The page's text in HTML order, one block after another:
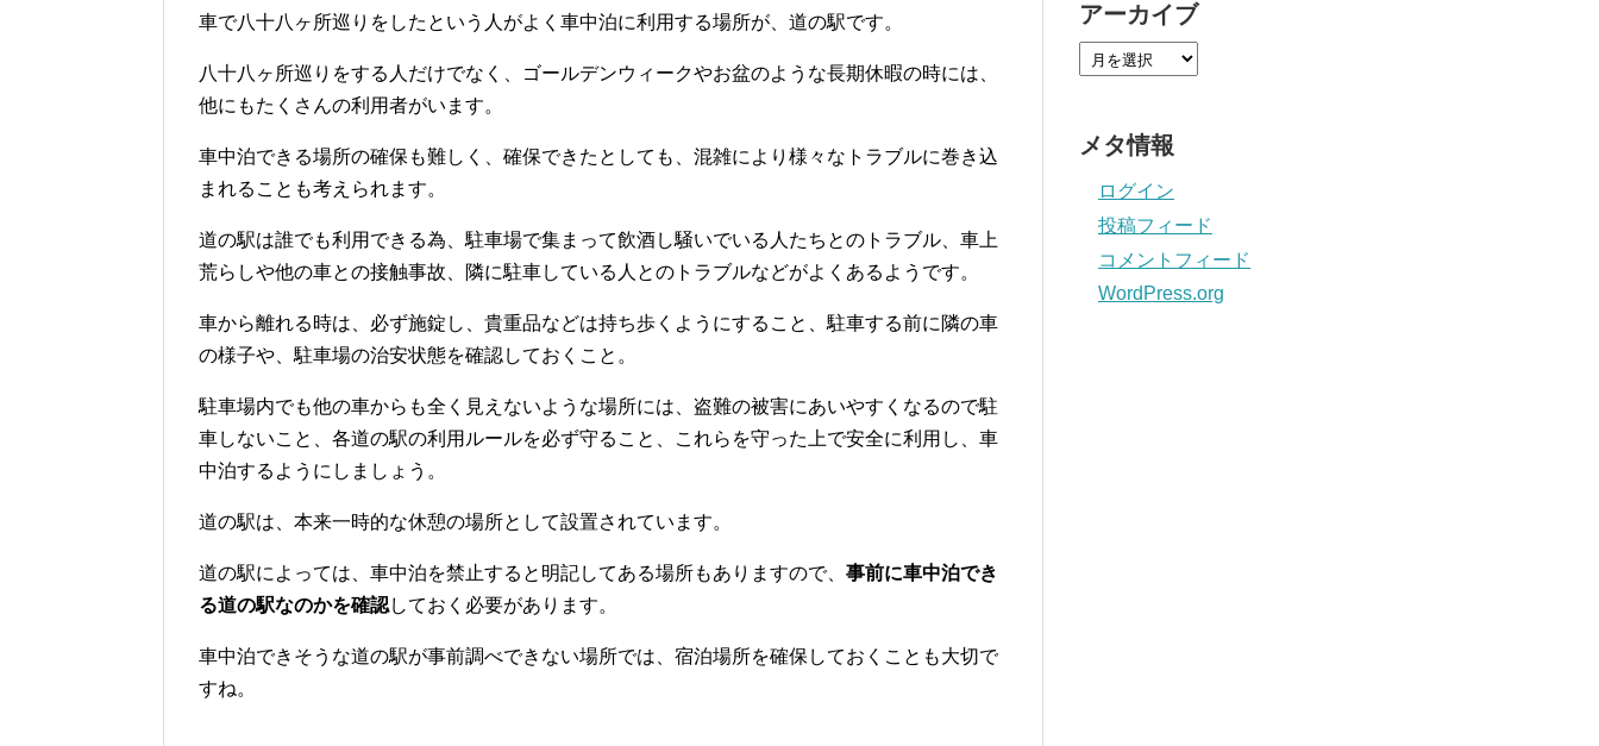
車で八十八ヶ所巡りをしたという人がよく車中泊に利用する場所が、道の駅です。
八十八ヶ所巡りをする人だけでなく、ゴールデンウィークやお盆のような長期休暇の時には、
他にもたくさんの利用者がいます。
車中泊できる場所の確保も難しく、確保できたとしても、混雑により様々なトラブルに巻き込
まれることも考えられます。
道の駅は誰でも利用できる為、駐車場で集まって飲酒し騒いでいる人たちとのトラブル、車上
荒らしや他の車との接触事故、隣に駐車している人とのトラブルなどがよくあるようです。
車から離れる時は、必ず施錠し、貴重品などは持ち歩くようにすること、駐車する前に隣の車
の様子や、駐車場の治安状態を確認しておくこと。
駐車場内でも他の車からも全く見えないような場所には、盗難の被害にあいやすくなるので駐
車しないこと、各道の駅の利用ルールを必ず守ること、これらを守った上で安全に利用し、車
中泊するようにしましょう。
道の駅は、本来一時的な休憩の場所として設置されています。
道の駅によっては、車中泊を禁止すると明記してある場所もありますので、 事前に車中泊でき
る道の駅なのかを確認しておく必要があります。
車中泊できそうな道の駅が事前調べできない場所では、宿泊場所を確保しておくことも大切で
すね。
アーカイブ
メタ情報
ログイン
投稿フィード
コメントフィード
WordPress.org